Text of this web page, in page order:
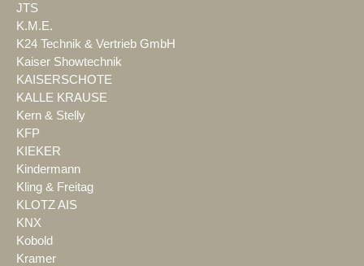
JTS
K.M.E.
K24 Technik & Vertrieb GmbH
Kaiser Showtechnik
KAISERSCHOTE
KALLE KRAUSE
Kern & Stelly
KFP
KIEKER
Kindermann
Kling & Freitag
KLOTZ AIS
KNX
Kobold
Kramer